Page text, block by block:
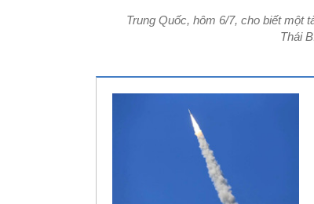
Trung Quốc, hôm 6/7, cho biết một
Thái